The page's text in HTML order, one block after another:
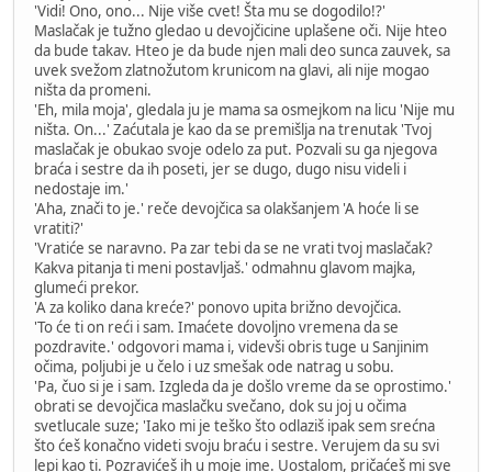
'Vidi! Ono, ono... Nije više cvet! Šta mu se dogodilo!?'
Maslačak je tužno gledao u devojčicine uplašene oči. Nije hteo
da bude takav. Hteo je da bude njen mali deo sunca zauvek, sa
uvek svežom zlatnožutom krunicom na glavi, ali nije mogao
ništa da promeni.
'Eh, mila moja', gledala ju je mama sa osmejkom na licu 'Nije mu
ništa. On...' Zaćutala je kao da se premišlja na trenutak 'Tvoj
maslačak je obukao svoje odelo za put. Pozvali su ga njegova
braća i sestre da ih poseti, jer se dugo, dugo nisu videli i
nedostaje im.'
'Aha, znači to je.' reče devojčica sa olakšanjem 'A hoće li se
vratiti?'
'Vratiće se naravno. Pa zar tebi da se ne vrati tvoj maslačak?
Kakva pitanja ti meni postavljaš.' odmahnu glavom majka,
glumeći prekor.
'A za koliko dana kreće?' ponovo upita brižno devojčica.
'To će ti on reći i sam. Imaćete dovoljno vremena da se
pozdravite.' odgovori mama i, videvši obris tuge u Sanjinim
očima, poljubi je u čelo i uz smešak ode natrag u sobu.
'Pa, čuo si je i sam. Izgleda da je došlo vreme da se oprostimo.'
obrati se devojčica maslačku svečano, dok su joj u očima
svetlucale suze; 'Iako mi je teško što odlaziš ipak sem srećna
što ćeš konačno videti svoju braću i sestre. Verujem da su svi
lepi kao ti. Pozravićeš ih u moje ime. Uostalom, pričaćeš mi sve